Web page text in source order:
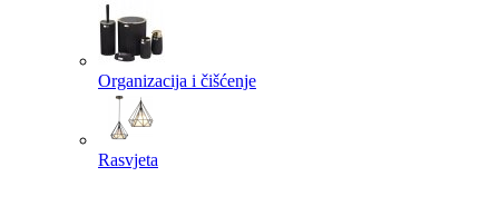
Organizacija i čišćenje
Rasvjeta